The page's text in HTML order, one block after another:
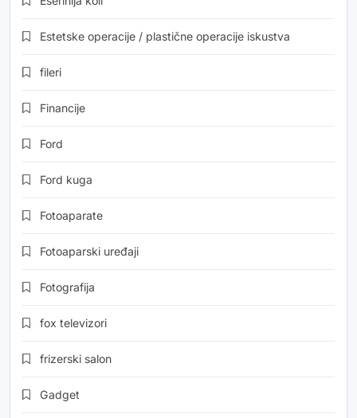
Estetske operacije / plastične operacije iskustva
fileri
Financije
Ford
Ford kuga
Fotoaparate
Fotoaparski uređaji
Fotografija
fox televizori
frizerski salon
Gadget